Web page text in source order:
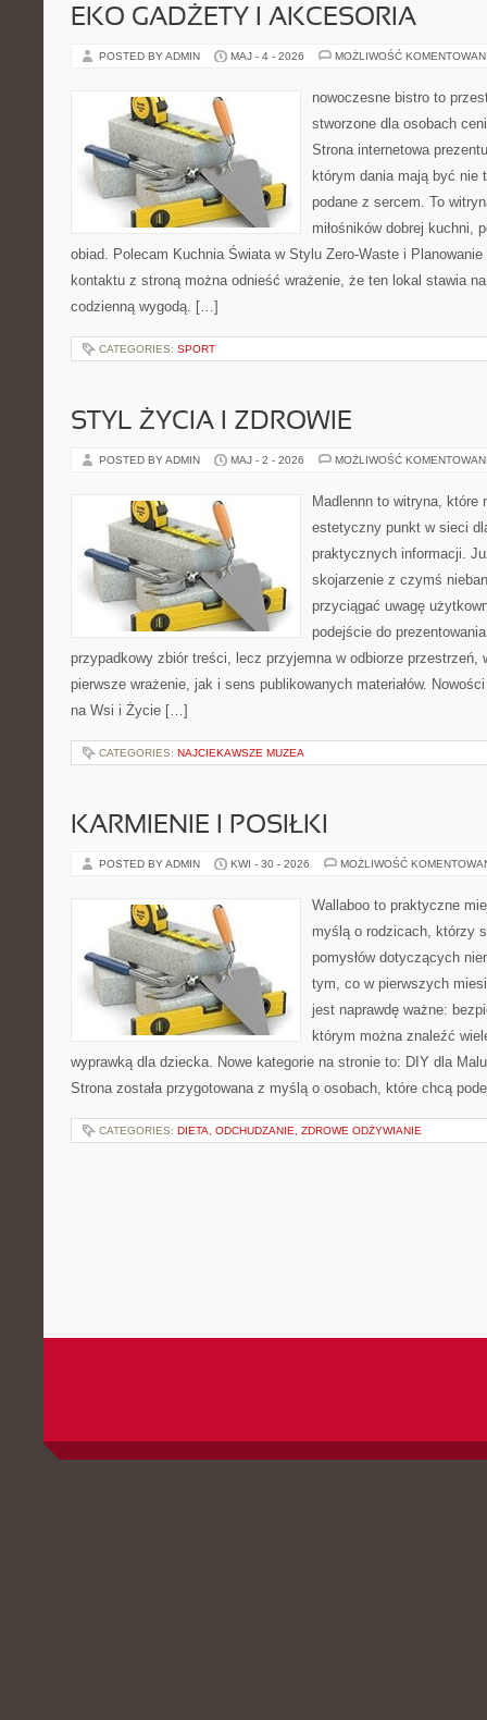
EKO GADŻETY I AKCESORIA
POSTED BY ADMIN MAJ - 4 - 2026 MOŻLIWOŚĆ
nowoczesne bistro to
stworzone dla osobach
Strona internetowa
którym dania mają być nie
podane z sercem. To
miłośników dobrej kuchni,
obiad. Polecam Kuchnia Świata w Stylu Zero-Waste i Planowanie
kontaktu z stroną można odnieść wrażenie, że ten lokal stawia
codzienną wygodą. […]
CATEGORIES: SPORT
STYL ŻYCIA I ZDROWIE
POSTED BY ADMIN MAJ - 2 - 2026 MOŻLIWOŚĆ
Madlennn to witryna, które
estetyczny punkt w sieci
praktycznych informacji.
skojarzenie z czymś
przyciągać uwagę
podejście do
przypadkowy zbiór treści, lecz przyjemna w odbiorze przestrzeń,
pierwsze wrażenie, jak i sens publikowanych materiałów.
na Wsi i Życie […]
CATEGORIES: NAJCIEKAWSZE MUZEA
KARMIENIE I POSIŁKI
POSTED BY ADMIN KWI - 30 - 2026 MOŻLIWOŚĆ
Wallaboo to praktyczne
myślą o rodzicach, którzy
pomysłów dotyczących
tym, co w pierwszych
jest naprawdę ważne:
którym można znaleźć
wyprawką dla dziecka. Nowe kategorie na stronie to: DIY dla
Strona została przygotowana z myślą o osobach, które chcą
CATEGORIES: DIETA, ODCHUDZANIE, ZDROWE ODŻYWIANIE